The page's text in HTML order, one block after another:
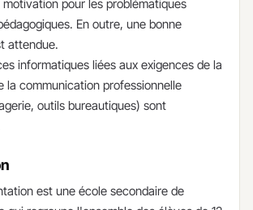
pour les problématiques
En outre, une bonne
attendue.
informatiques liées aux exigences de la
la communication professionnelle
outils bureautiques) sont
est une école secondaire de